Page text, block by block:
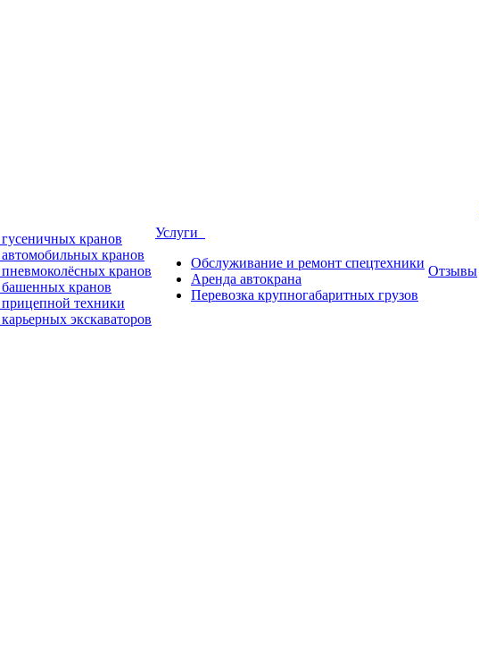
кранов
автомобильных кранов
пневмоколёсных кранов
башенных кранов
прицепной техники
экскаваторов
Услуги
Обслуживание и ремонт спецтехники
Аренда автокрана
Перевозка крупногабаритных грузов
Отзывы